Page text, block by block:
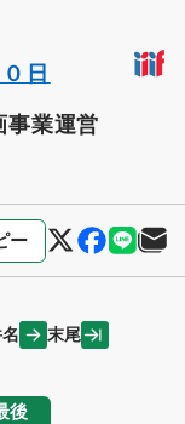
日
事業運営
ー
末尾
後